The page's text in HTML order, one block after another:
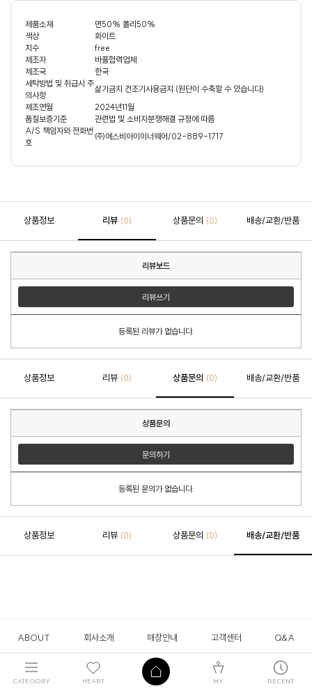
CATEGORY HEART MY RECENT
제품소재
면50% 폴리50%
색상
화이트
치수
free
제조자
바풀협력업체
제조국
한국
세탁방법 및 취급시 주
의사항
삶기금지 건조기사용금지 (원단이 수축할 수 있습니다)
제조연월
2024년11월
품질보증기준
관련법 및 소비자분쟁해결 규정에 따름
A/S 책임자와 전화번
호
㈜에스비아이이너웨어/02-889-1717
상품정보 리뷰 (0) 상품문의 (0) 배송/교환/반품
리뷰보드
리뷰쓰기
등록된 리뷰가 없습니다.
상품정보 리뷰 (0) 상품문의 (0) 배송/교환/반품
상품문의
문의하기
등록된 문의가 없습니다.
상품정보 리뷰 (0) 상품문의 (0) 배송/교환/반품
ABOUT 회사소개 매장안내 고객센터 Q&A
(주)에스비아이이너웨어